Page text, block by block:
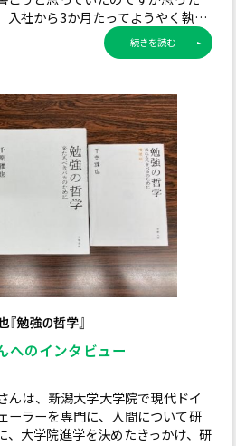
入社から3か月たってようやく執…
続きを読む
へのインタビュー
んは、新潟大学大学院で現代ドイ
ーラーを専門に、人間について研
、大学院進学を決めたきっかけ、研